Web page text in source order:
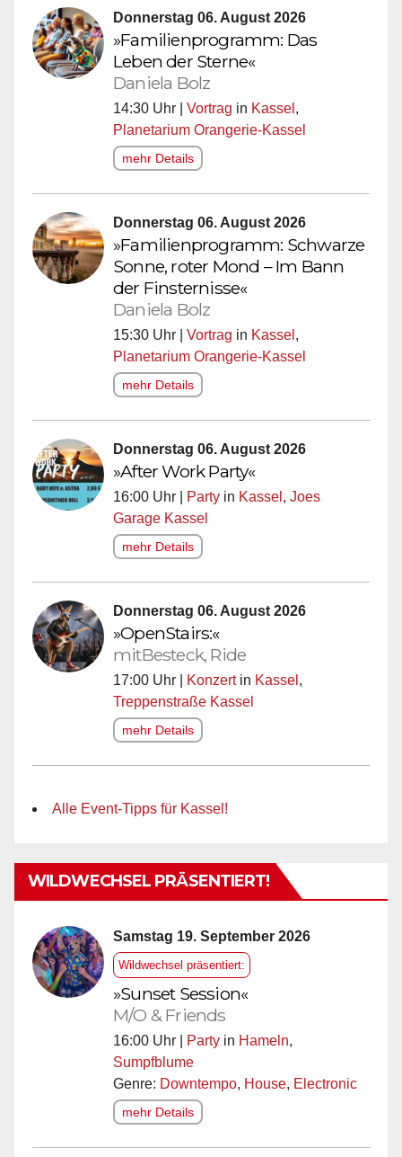
Donnerstag 06. August 2026
»Familienprogramm: Das
Leben der Sterne«
Daniela Bolz
14:30 Uhr | Vortrag in Kassel ,
Planetarium Orangerie-Kassel
mehr Details
Donnerstag 06. August 2026
»Familienprogramm: Schwarze
Sonne, roter Mond – Im Bann
der Finsternisse«
Daniela Bolz
15:30 Uhr | Vortrag in Kassel ,
Planetarium Orangerie-Kassel
mehr Details
Donnerstag 06. August 2026
»After Work Party«
16:00 Uhr | Party in Kassel , Joes
Garage Kassel
mehr Details
Donnerstag 06. August 2026
»OpenStairs:«
mitBesteck, Ride
17:00 Uhr | Konzertin Kassel ,
Treppenstraße Kassel
mehr Details
Alle Event-Tipps für Kassel!
WILDWECHSEL PRÄSENTIERT!
Samstag 19. September 2026
Wildwechsel präsentiert:
»Sunset Session«
M/O & Friends
16:00 Uhr | Party in Hameln,
Sumpfblume
Genre: Downtempo, House, Electronic
mehr Details